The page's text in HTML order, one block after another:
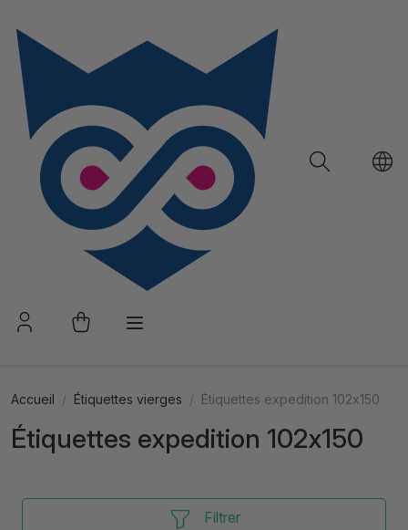
Accueil Étiquettes vierges Étiquettes expedition 102x150
Étiquettes expedition 102x150
Filtrer